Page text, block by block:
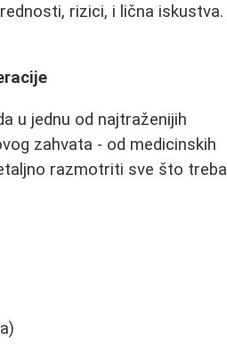
rizici, i lična iskustva.
u jednu od najtraženijih
zahvata - od medicinskih
razmotriti sve što treba